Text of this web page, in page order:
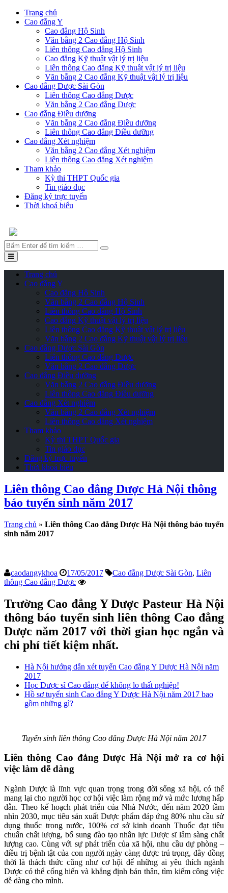
Trang chủ
Cao đẳng Y
Cao đẳng Hộ Sinh
Văn bằng 2 Cao đẳng Hộ Sinh
Liên thông Cao đẳng Hộ Sinh
Cao đẳng Kỹ thuật vật lý trị liệu
Liên thông Cao đẳng Kỹ thuật vật lý trị liệu
Văn bằng 2 Cao đẳng Kỹ thuật vật lý trị liệu
Cao đẳng Dược Sài Gòn
Liên thông Cao đẳng Dược
Văn bằng 2 Cao đẳng Dược
Cao đẳng Điều dưỡng
Văn bằng 2 Cao đẳng Điều dưỡng
Liên thông Cao đẳng Điều dưỡng
Cao đẳng Xét nghiệm
Văn bằng 2 Cao đẳng Xét nghiệm
Liên thông Cao đẳng Xét nghiệm
Tham khảo
Kỳ thi THPT Quốc gia
Tin giáo dục
Đăng ký trực tuyến
Thời khoá biểu
Tìm
Trang chủ
Cao đẳng Y
Cao đẳng Hộ Sinh
Văn bằng 2 Cao đẳng Hộ Sinh
Liên thông Cao đẳng Hộ Sinh
Cao đẳng Kỹ thuật vật lý trị liệu
Liên thông Cao đẳng Kỹ thuật vật lý trị liệu
Văn bằng 2 Cao đẳng Kỹ thuật vật lý trị liệu
Cao đẳng Dược Sài Gòn
Liên thông Cao đẳng Dược
Văn bằng 2 Cao đẳng Dược
Cao đẳng Điều dưỡng
Văn bằng 2 Cao đẳng Điều dưỡng
Liên thông Cao đẳng Điều dưỡng
Cao đẳng Xét nghiệm
Văn bằng 2 Cao đẳng Xét nghiệm
Liên thông Cao đẳng Xét nghiệm
Tham khảo
Kỳ thi THPT Quốc gia
Tin giáo dục
Đăng ký trực tuyến
Thời khoá biểu
Liên thông Cao đẳng Dược Hà Nội thông
báo tuyển sinh năm 2017
Trang chủ » Liên thông Cao đẳng Dược Hà Nội thông báo tuyển
sinh năm 2017
caodangykhoa 17/05/2017 Cao đẳng Dược Sài Gòn, Liên
thông Cao đẳng Dược
Trường Cao đẳng Y Dược Pasteur Hà Nội
thông báo tuyển sinh liên thông Cao đẳng
Dược năm 2017 với thời gian học ngắn và
chi phí tiết kiệm nhất.
Hà Nội hướng dẫn xét tuyển Cao đẳng Y Dược Hà Nội năm
2017
Học Dược sĩ Cao đẳng để không lo thất nghiệp!
Hồ sơ tuyển sinh Cao đẳng Y Dược Hà Nội năm 2017 bao
gồm những gì?
Tuyển sinh liên thông Cao đẳng Dược Hà Nội năm 2017
Liên thông Cao đẳng Dược Hà Nội mở ra cơ hội
việc làm dễ dàng
Ngành Dược là lĩnh vực quan trọng trong đời sống xã hội, có thể
mang lại cho người học cơ hội việc làm rộng mở và mức lương hấp
dẫn. Theo kế hoạch phát triển của Nhà Nước, đến năm 2020 tầm
nhìn 2030, mục tiêu sản xuất Dược phẩm đáp ứng 80% nhu cầu sử
dụng thuốc trong nước, 100% cơ sở kinh doanh Thuốc đạt tiêu
chuẩn chất lượng, bổ sung đào tạo nhân lực Dược sĩ lâm sàng chất
lượng cao. Cùng với sự phát triển của xã hội, nhu cầu dự phòng –
điều trị bệnh tật của con người ngày càng được trú trọng, đây đồng
thời là thách thức cũng như cơ hội để những ai yêu thích ngành
Dược có thể cống hiến và khẳng định bản thân, tìm kiếm công việc
dễ dàng cho mình.